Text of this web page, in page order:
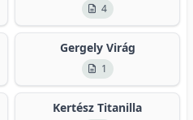
4
Gergely Virág
1
Kertész Titanilla